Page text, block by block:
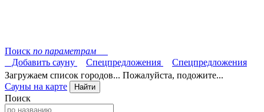
Поиск по параметрам
Добавить сауну
Спецпредложения
Спецпредложения
Загружаем список городов... Пожалуйста, подожите...
Сауны на карте
Найти
Поиск